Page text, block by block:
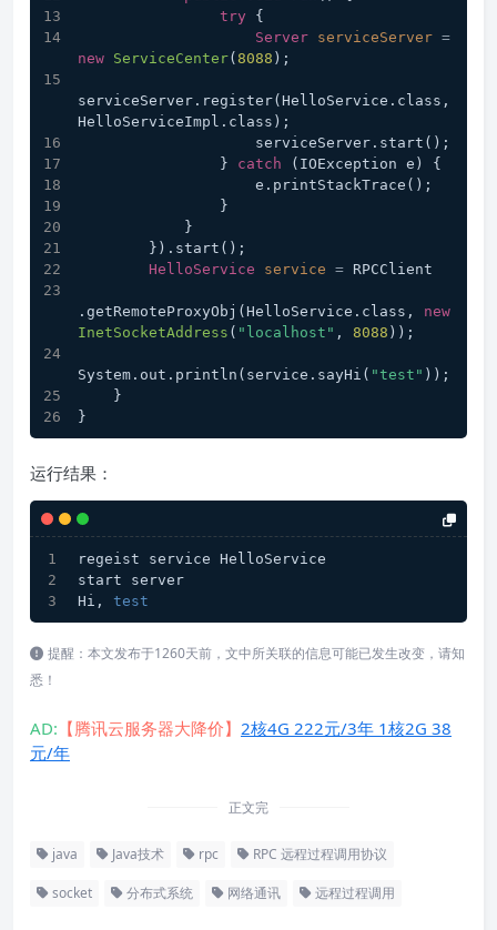
try {
Server serviceServer =
new ServiceCenter( 8088 );
serviceServer.register(HelloService.class,
HelloServiceImpl.class);
                    serviceServer.start();
                }
catch (IOException e) {
                    e.printStackTrace();
                }
            }
        }).start();
HelloService
service = RPCClient
.getRemoteProxyObj(HelloService.class, new
InetSocketAddress ( "localhost" , 8088 ));
System.out.println(service.sayHi( "test" ));
    }
}
运行结果：
regeist service HelloService
start server
Hi, test
提醒：本文发布于1260天前，文中所关联的信息可能已发生改变，请知
悉！
AD: 【腾讯云服务器大降价】 2核4G 222元/3年 1核2G 38
元/年
正文完
java Java技术 rpc RPC 远程过程调用协议
socket 分布式系统 网络通讯 远程过程调用